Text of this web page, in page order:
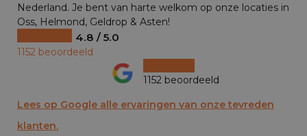
Nederland. Je bent van harte welkom op onze locaties in
Oss, Helmond, Geldrop & Asten!
4.8 / 5.0
1152 beoordeeld
1152 beoordeeld
Lees op Google alle ervaringen van onze tevreden
klanten.